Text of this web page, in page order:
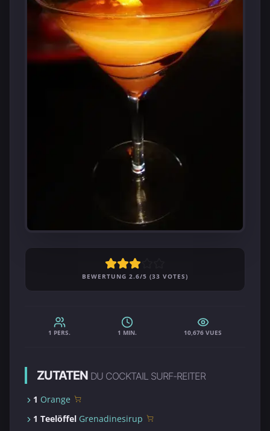
BEWERTUNG 2.6/5 (33 VOTES)
1 PERS. 1 MIN. 10,676 VUES
ZUTATEN DU COCKTAIL SURF-REITER
1 Orange
1 Teelöffel Grenadinesirup